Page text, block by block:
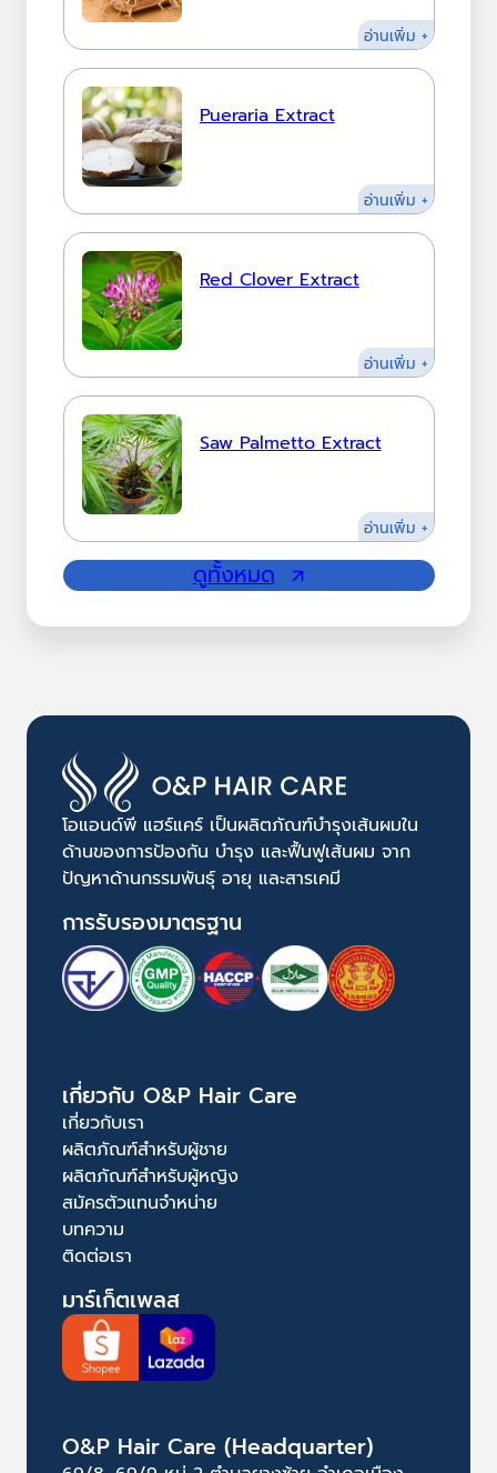
อ่านเพิ่ม +
Extract
อ่านเพิ่ม +
Extract
Pueraria Extract
อ่านเพิ่ม +:
Clover
Red Clover Extract
อ่านเพิ่ม +
Palmetto
Extract
Saw Palmetto Extract
ดูทั้งหมด
โอแอนด์พี แฮร์แคร์ เป็นผลิตภัณฑ์บำรุงเส้นผมใน
ด้านของการป้องกัน บำรุง และฟื้นฟูเส้นผม จาก
ปัญหาด้านกรรมพันธุ์ อายุ และสารเคมี
การรับรองมาตรฐาน
เกี่ยวกับ O&P Hair Care
เกี่ยวกับเรา
ผลิตภัณฑ์สำหรับผู้ชาย
ผลิตภัณฑ์สำหรับผู้หญิง
สมัครตัวแทนจำหน่าย
บทความ
ติดต่อเรา
มาร์เก็ตเพลส
O&P Hair Care (Headquarter)